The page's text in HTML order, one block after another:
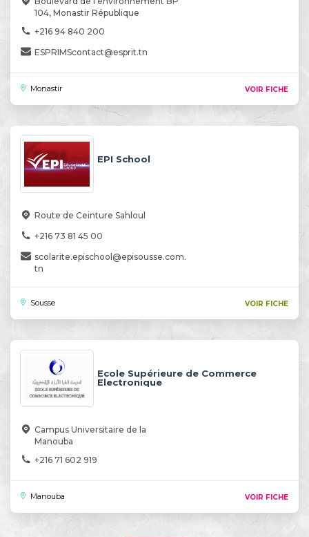
104, Monastir République
+216 94 840 200
ESPRIMScontact@esprit.tn
Monastir VOIR FICHE
EPI School
Route de Ceinture Sahloul
+216 73 81 45 00
scolarite.epischool@episousse.com.
tn
Sousse VOIR FICHE
Ecole Supérieure de Commerce
Electronique
Campus Universitaire de la
Manouba
+216 71 602 919
Manouba VOIR FICHE